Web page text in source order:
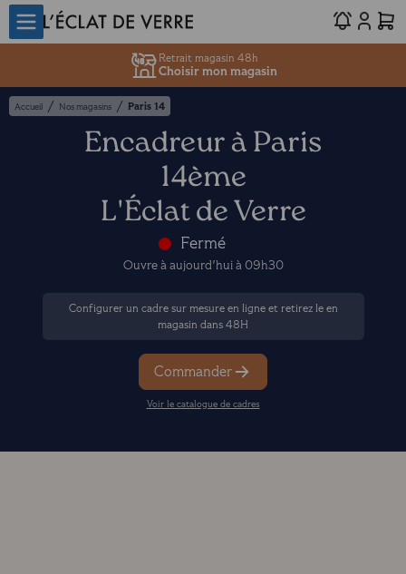
Retrait magasin 48h
Choisir mon magasin
Accueil / Nos magasins / Paris 14
Encadreur à Paris
14ème
L'Éclat de Verre
Fermé
Ouvre à aujourd'hui à 09h30
Configurer un cadre sur mesure en ligne et retirez le en
magasin dans 48H
Commander
Voir le catalogue de cadres